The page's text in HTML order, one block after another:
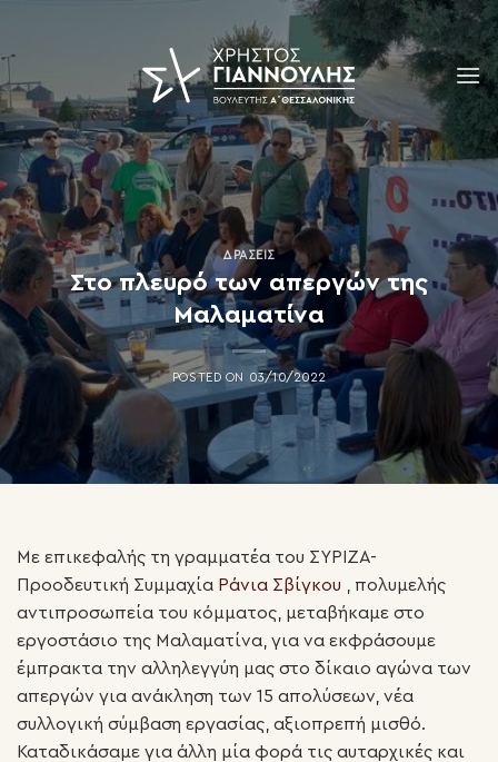
ΔΡΆΣΕΙΣ
Στο πλευρό των απεργών της
Μαλαματίνα
POSTED ON 03/10/2022
Με επικεφαλής τη γραμματέα του ΣΥΡΙΖΑ-
Προοδευτική Συμμαχία Ράνια Σβίγκου , πολυμελής
αντιπροσωπεία του κόμματος, μεταβήκαμε στο
εργοστάσιο της Μαλαματίνα, για να εκφράσουμε
έμπρακτα την αλληλεγγύη μας στο δίκαιο αγώνα των
απεργών για ανάκληση των 15 απολύσεων, νέα
συλλογική σύμβαση εργασίας, αξιοπρεπή μισθό.
Καταδικάσαμε για άλλη μία φορά τις αυταρχικές και